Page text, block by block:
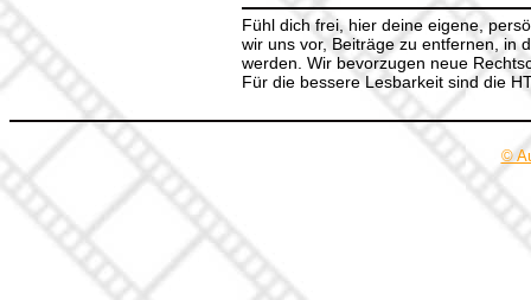
Fühl dich frei, hier deine eigene,
wir uns vor, Beiträge zu entfernen, in
werden. Wir bevorzugen neue
Für die bessere Lesbarkeit sind die
©